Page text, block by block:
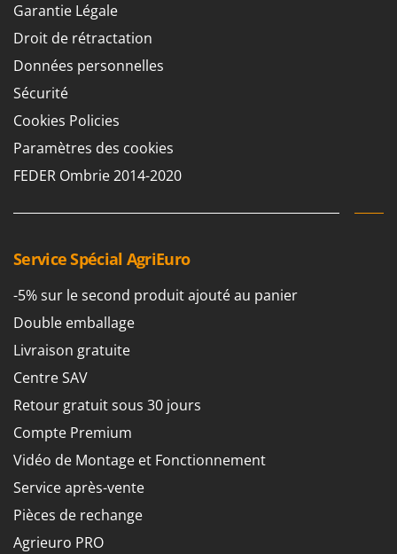
Garantie Légale
Droit de rétractation
Données personnelles
Sécurité
Cookies Policies
Paramètres des cookies
FEDER Ombrie 2014-2020
Service Spécial AgriEuro
-5% sur le second produit ajouté au panier
Double emballage
Livraison gratuite
Centre SAV
Retour gratuit sous 30 jours
Compte Premium
Vidéo de Montage et Fonctionnement
Service après-vente
Pièces de rechange
Agrieuro PRO